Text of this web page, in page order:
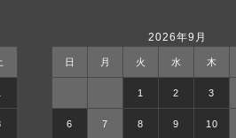
2026年9月
日 月 火 水 木
1 2 3
6 7 8 9 10